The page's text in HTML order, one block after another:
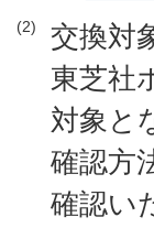
(2)
交換対
東芝社
対象と
確認方
確認い